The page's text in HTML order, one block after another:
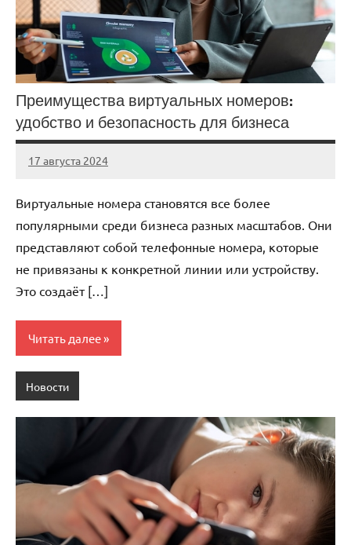
Преимущества виртуальных номеров:
удобство и безопасность для бизнеса
17 августа 2024
Avtor
Нет
Виртуальные номера становятся все более
популярными среди бизнеса разных масштабов. Они
представляют собой телефонные номера, которые
не привязаны к конкретной линии или устройству.
Это создаёт […]
Читать далее
Новости